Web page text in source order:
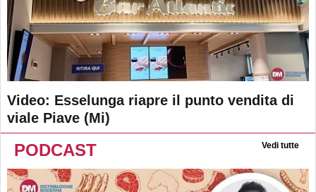
Video: Esselunga riapre il punto vendita di
viale Piave (Mi)
PODCAST Vedi tutte